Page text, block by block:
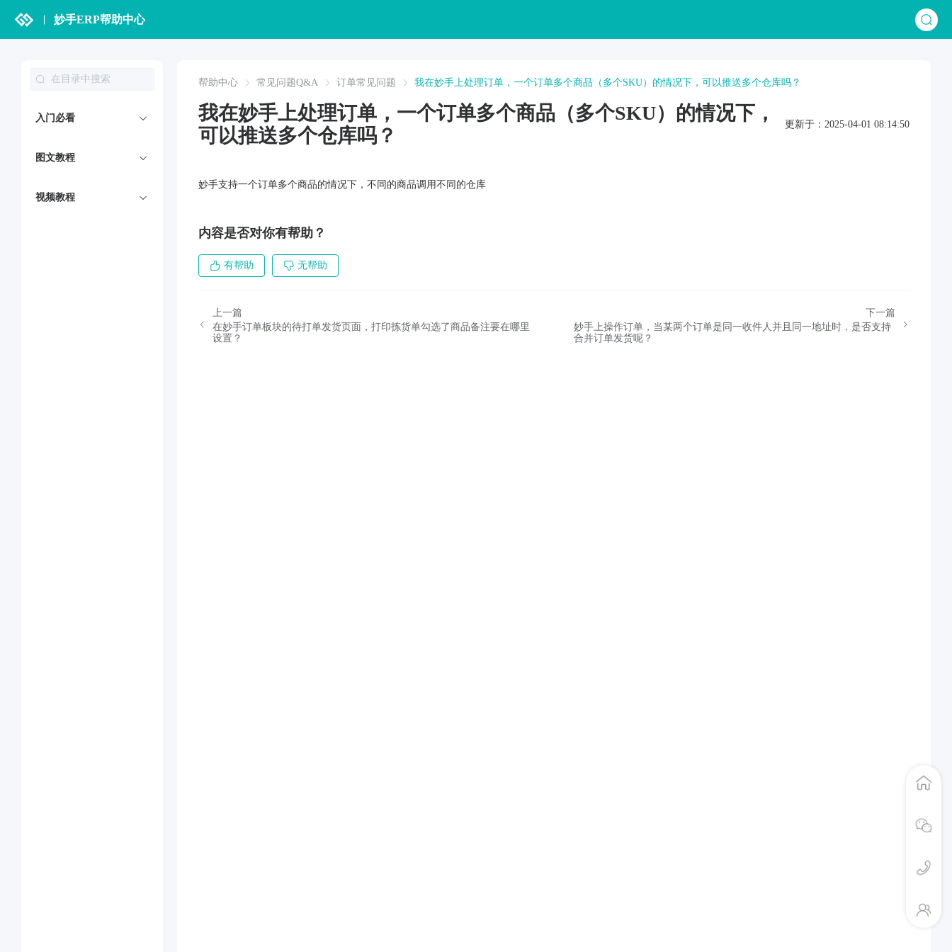
妙手ERP帮助中心
入门必看
图文教程
视频教程
帮助中心 常见问题Q&A 订单常见问题 我在妙手上处理订单，一个订单多个商品（多个SKU）的情况下，可以推送多个仓库吗？
我在妙手上处理订单，一个订单多个商品（多个SKU）的情况下，
可以推送多个仓库吗？
更新于：2025-04-01 08:14:50
妙手支持一个订单多个商品的情况下，不同的商品调用不同的仓库
内容是否对你有帮助？
有帮助 无帮助
上一篇
在妙手订单板块的待打单发货页面，打印拣货单勾选了商品备注要在哪里
设置？
下一篇
妙手上操作订单，当某两个订单是同一收件人并且同一地址时，是否支持
合并订单发货呢？